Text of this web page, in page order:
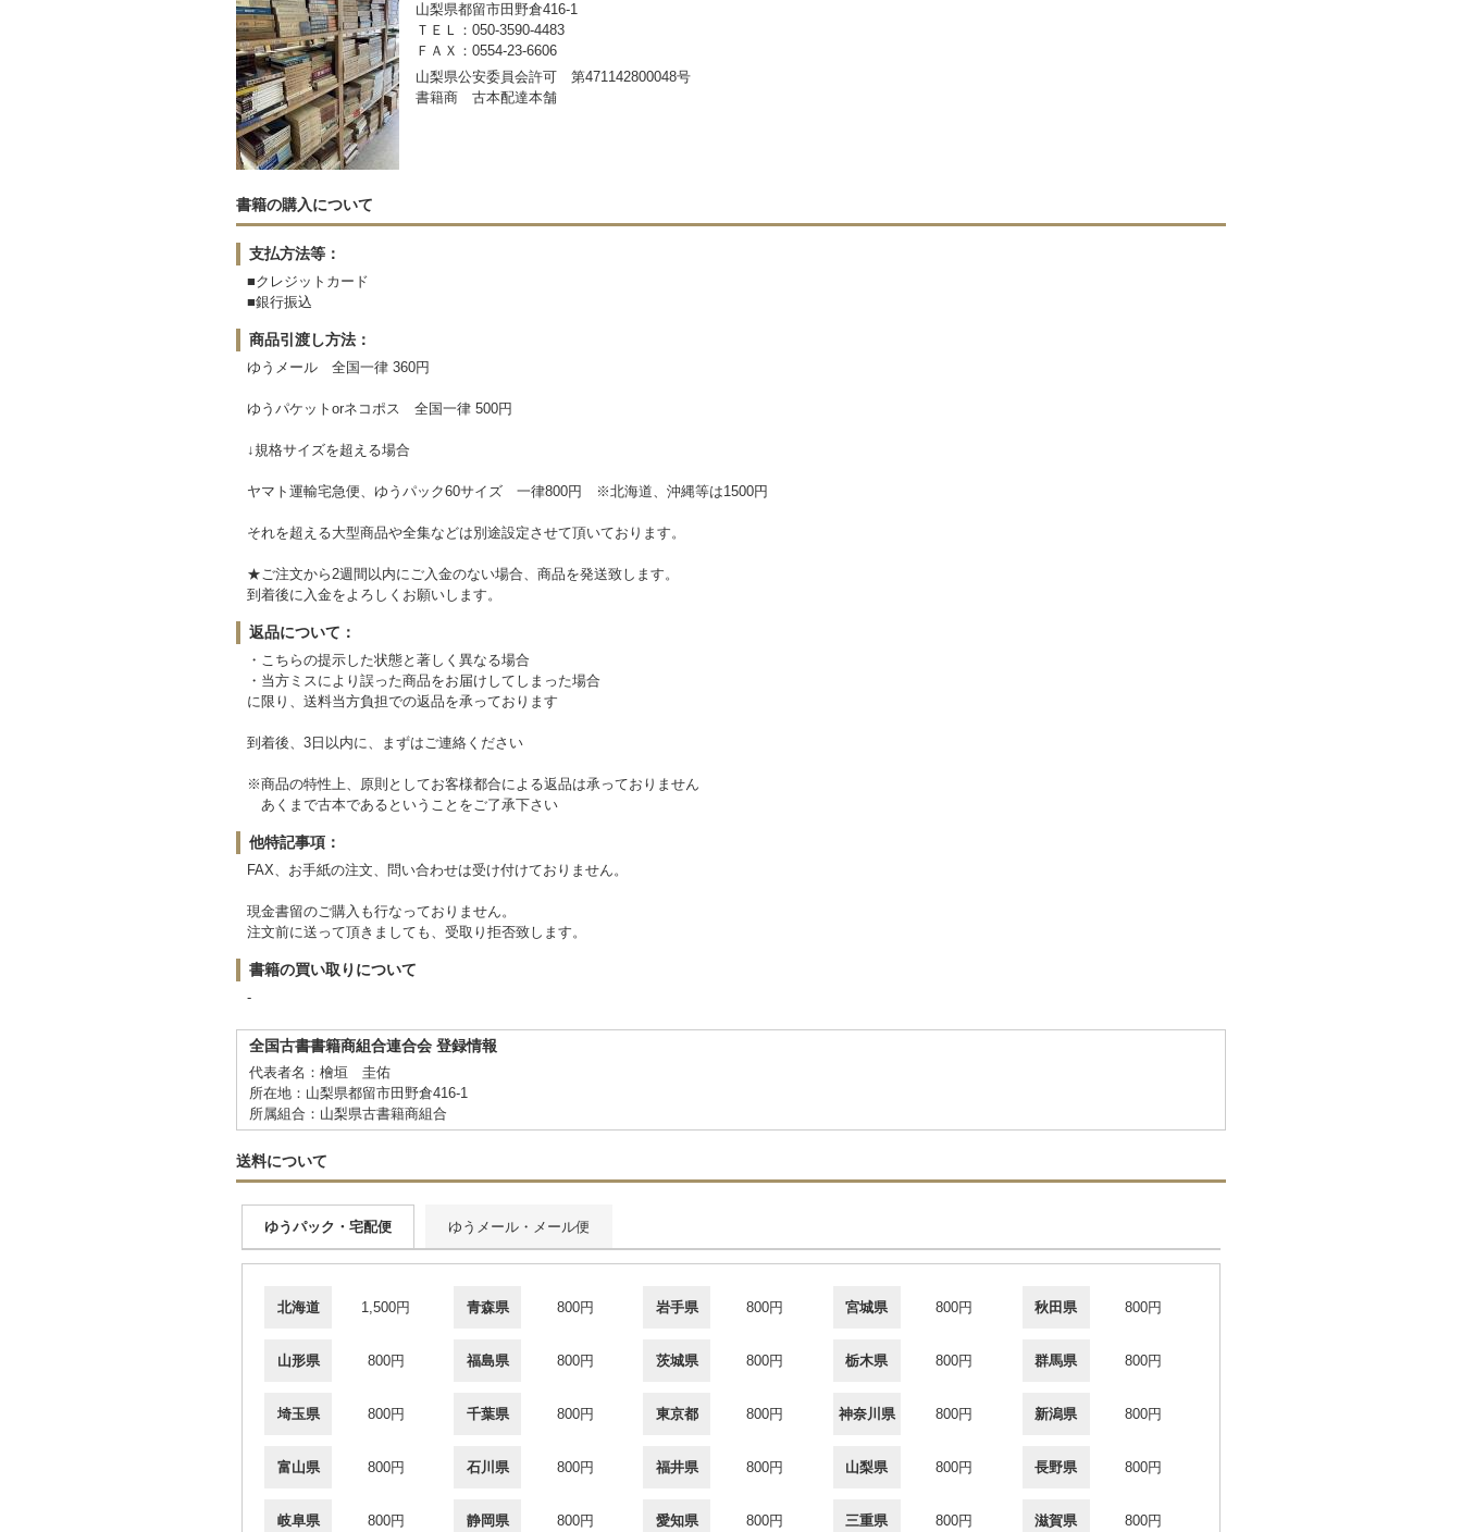
山梨県都留市田野倉416-1
ＴＥＬ：050-3590-4483
ＦＡＸ：0554-23-6606
山梨県公安委員会許可 第471142800048号
書籍商 古本配達本舗
書籍の購入について
支払方法等：
■クレジットカード
■銀行振込
商品引渡し方法：
ゆうメール 全国一律 360円
ゆうパケットorネコポス 全国一律 500円
↓規格サイズを超える場合
ヤマト運輸宅急便、ゆうパック60サイズ 一律800円 ※北海道、沖縄等は1500円
それを超える大型商品や全集などは別途設定させて頂いております。
★ご注文から2週間以内にご入金のない場合、商品を発送致します。
到着後に入金をよろしくお願いします。
返品について：
・こちらの提示した状態と著しく異なる場合
・当方ミスにより誤った商品をお届けしてしまった場合
に限り、送料当方負担での返品を承っております
到着後、3日以内に、まずはご連絡ください
※商品の特性上、原則としてお客様都合による返品は承っておりません
あくまで古本であるということをご了承下さい
他特記事項：
FAX、お手紙の注文、問い合わせは受け付けておりません。
現金書留のご購入も行なっておりません。
注文前に送って頂きましても、受取り拒否致します。
書籍の買い取りについて
-
全国古書書籍商組合連合会 登録情報
代表者名：檜垣 圭佑
所在地：山梨県都留市田野倉416-1
所属組合：山梨県古書籍商組合
送料について
ゆうパック・宅配便 ゆうメール・メール便
北海道 1,500円 青森県 800円 岩手県 800円 宮城県 800円 秋田県 800円
山形県 800円 福島県 800円 茨城県 800円 栃木県 800円 群馬県 800円
埼玉県 800円 千葉県 800円 東京都 800円 神奈川県 800円 新潟県 800円
富山県 800円 石川県 800円 福井県 800円 山梨県 800円 長野県 800円
岐阜県 800円 静岡県 800円 愛知県 800円 三重県 800円 滋賀県 800円